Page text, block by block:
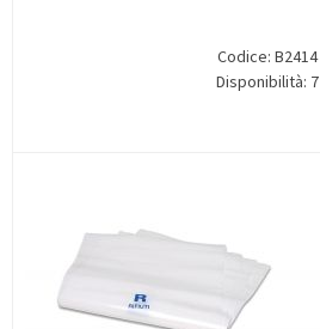
Codice: B2414
Disponibilità: 7